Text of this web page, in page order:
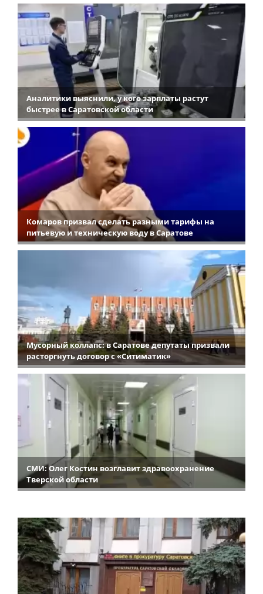
Аналитики выяснили, у кого зарплаты растут
быстрее в Саратовской области
Комаров призвал сделать разными тарифы на
питьевую и техническую воду в Саратове
Мусорный коллапс: в Саратове депутаты призвали
расторгнуть договор с «Ситиматик»
СМИ: Олег Костин возглавит здравоохранение
Тверской области